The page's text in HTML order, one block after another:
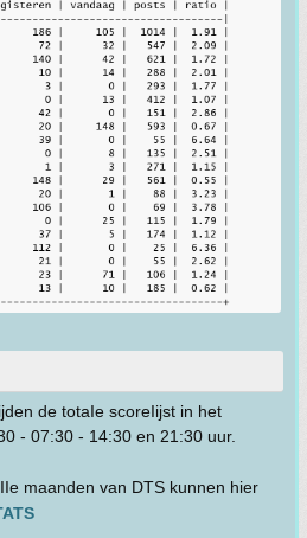
de totaIe scoreIijst in het
- 07:30 - 14:30 en 21:30 uur.
maanden van DTS kunnen hier